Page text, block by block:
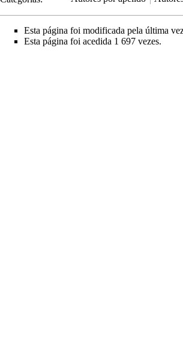
Esta página foi modificada pela última
Esta página foi acedida 1 697 vezes.